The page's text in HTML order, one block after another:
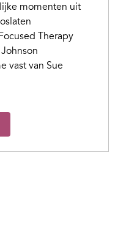
momenten uit
Therapy
vast van Sue